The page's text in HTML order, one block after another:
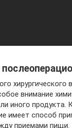
хирургического
внимание
иного продукта.
имеет способ
приемами пищи.